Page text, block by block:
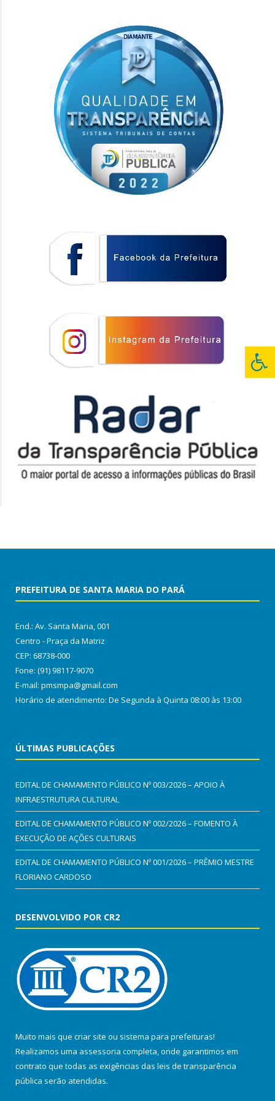
PREFEITURA DE SANTA MARIA DO PARÁ
End.: Av. Santa Maria, 001
Centro - Praça da Matriz
CEP: 68738-000
Fone: (91) 98117-9070
E-mail: pmsmpa@gmail.com
Horário de atendimento: De Segunda à Quinta 08:00 às 13:00
ÚLTIMAS PUBLICAÇÕES
EDITAL DE CHAMAMENTO PÚBLICO Nº 003/2026 – APOIO À
INFRAESTRUTURA CULTURAL
EDITAL DE CHAMAMENTO PÚBLICO Nº 002/2026 – FOMENTO À
EXECUÇÃO DE AÇÕES CULTURAIS
EDITAL DE CHAMAMENTO PÚBLICO Nº 001/2026 – PRÊMIO MESTRE
FLORIANO CARDOSO
DESENVOLVIDO POR CR2
Muito mais que criar site ou sistema para prefeituras!
Realizamos uma assessoria completa, onde garantimos em
contrato que todas as exigências das leis de transparência
pública serão atendidas.